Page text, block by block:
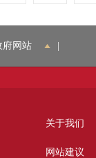
府网站
关于我们
网站建议